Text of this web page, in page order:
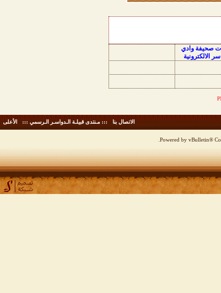
صحيفة وادي
الالكترونية
الاتصال بنا - ::: مـنتدى قبيلـة الـدواسـر الـرسمي ::: - الأعلى
Powered by vBulletin®